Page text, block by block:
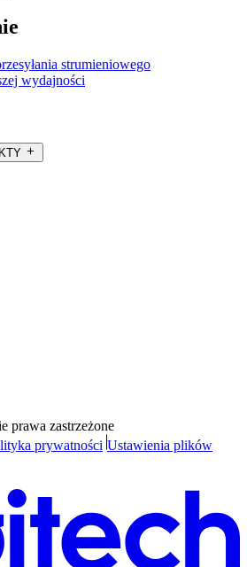
strumieniowego
wydajności
prawa zastrzeżone
prywatności Ustawienia plików